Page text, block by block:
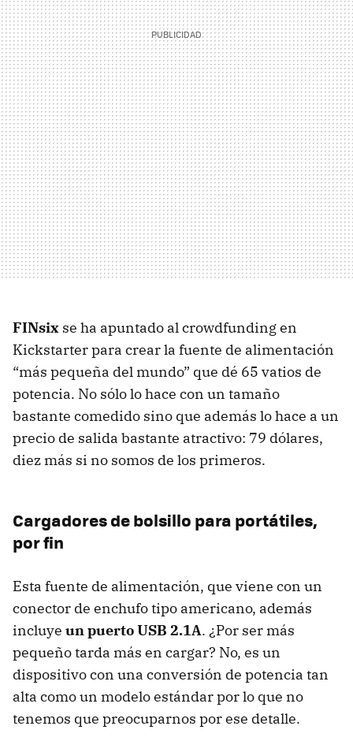
FINsix se ha apuntado al crowdfunding en
Kickstarter para crear la fuente de alimentación
“más pequeña del mundo” que dé 65 vatios de
potencia. No sólo lo hace con un tamaño
bastante comedido sino que además lo hace a un
precio de salida bastante atractivo: 79 dólares,
diez más si no somos de los primeros.
Cargadores de bolsillo para portátiles,
por fin
Esta fuente de alimentación, que viene con un
conector de enchufo tipo americano, además
incluye un puerto USB 2.1A. ¿Por ser más
pequeño tarda más en cargar? No, es un
dispositivo con una conversión de potencia tan
alta como un modelo estándar por lo que no
tenemos que preocuparnos por ese detalle.